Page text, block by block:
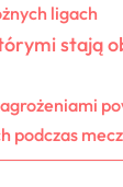
ligach
stają
podczas